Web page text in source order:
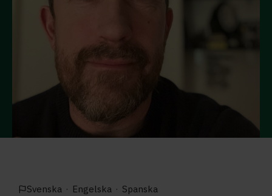
Svenska · Engelska · Spanska